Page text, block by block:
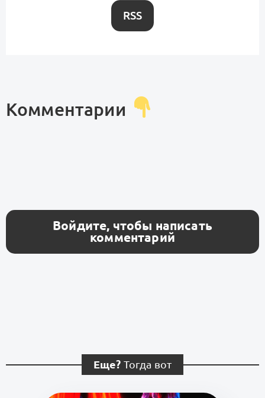
RSS
Комментарии
Войдите, чтобы написать
комментарий
Еще? Тогда вот